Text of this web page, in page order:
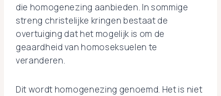
die homogenezing aanbieden. In sommige
streng christelijke kringen bestaat de
overtuiging dat het mogelijk is om de
geaardheid van homoseksuelen te
veranderen.
Dit wordt homogenezing genoemd. Het is niet